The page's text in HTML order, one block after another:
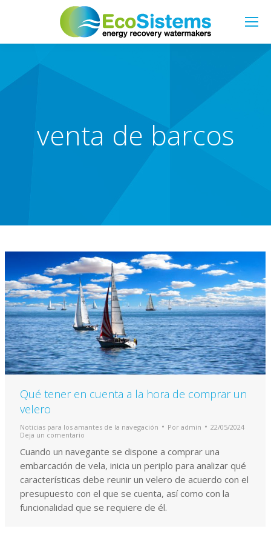
venta de barcos
Qué tener en cuenta a la hora de comprar un
velero
Noticias para los amantes de la navegación Por admin
22/05/2024
Deja un comentario
Cuando un navegante se dispone a comprar una
embarcación de vela, inicia un periplo para analizar qué
características debe reunir un velero de acuerdo con el
presupuesto con el que se cuenta, así como con la
funcionalidad que se requiere de él.